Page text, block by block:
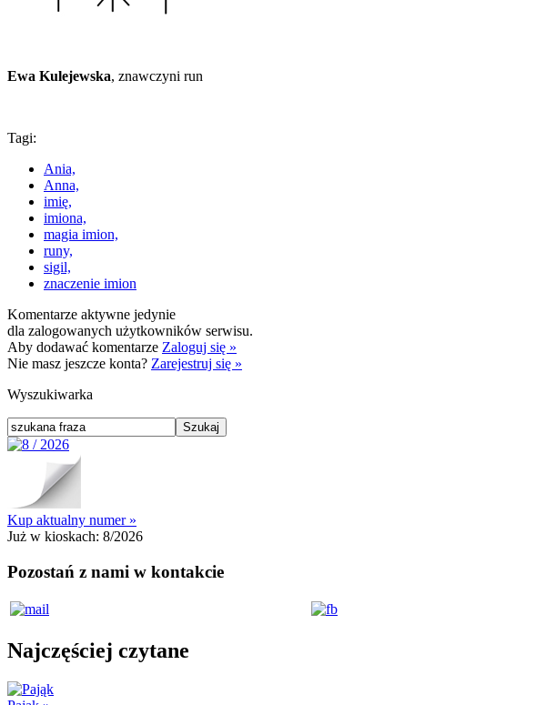
Ewa Kulejewska, znawczyni run
Tagi:
Ania,
Anna,
imię,
imiona,
magia imion,
runy,
sigil,
znaczenie imion
Komentarze aktywne jedynie
dla zalogowanych użytkowników serwisu.
Aby dodawać komentarze Zaloguj się »
Nie masz jeszcze konta? Zarejestruj się »
Wyszukiwarka
Kup aktualny numer »
Już w kioskach: 8/2026
Pozostań z nami w kontakcie
Najczęściej czytane